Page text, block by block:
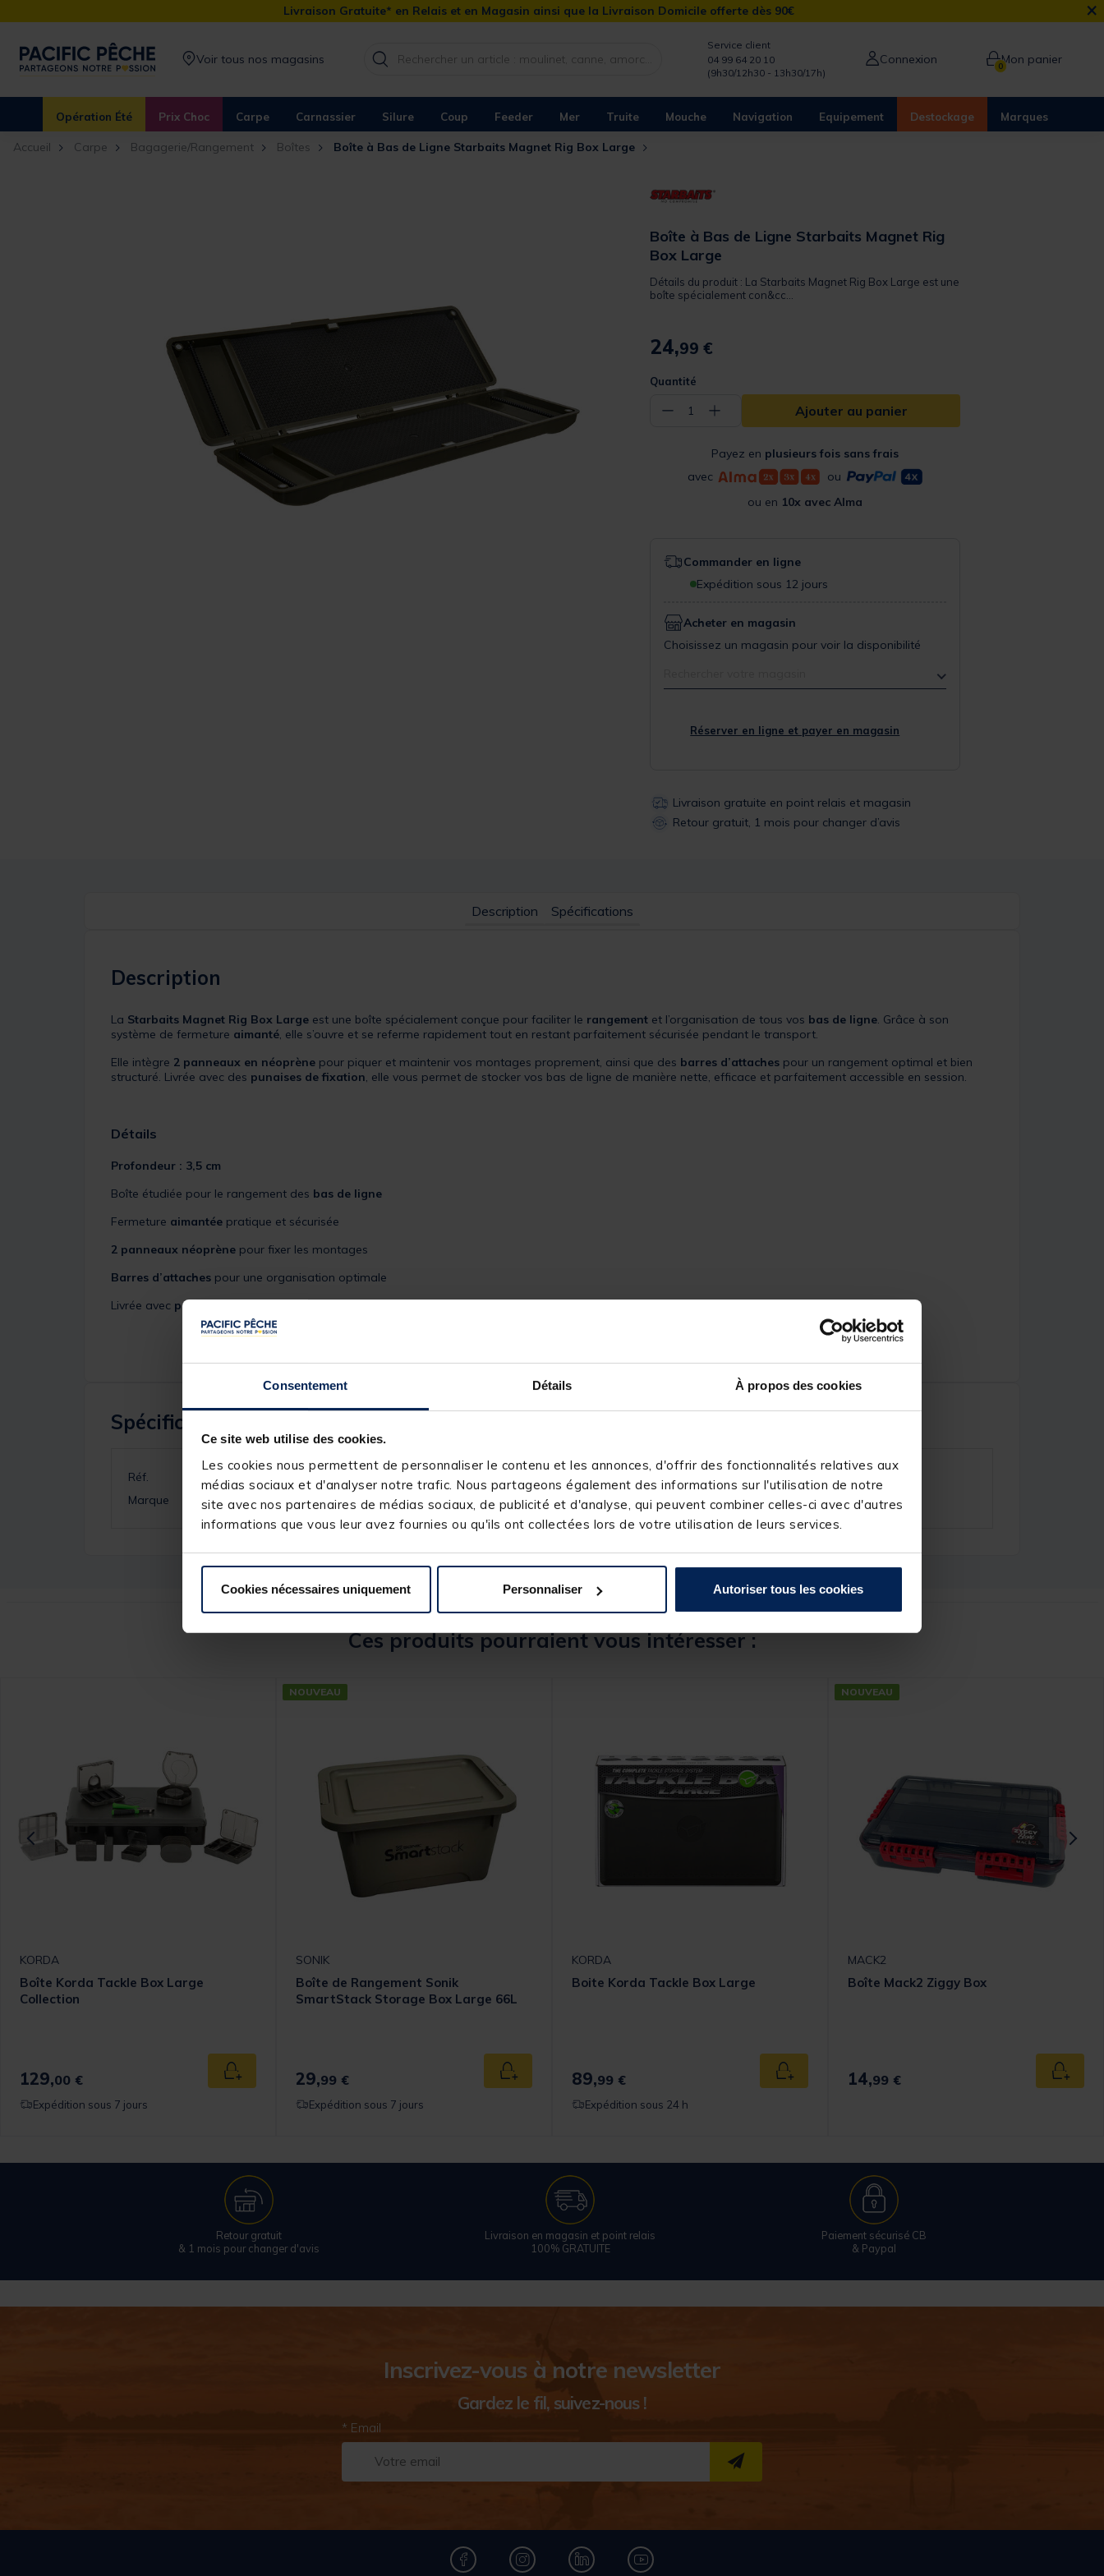
Consentement Détails À propos des cookies
Ce site web utilise des cookies.
Les cookies nous permettent de personnaliser le contenu et les annonces, d'offrir des fonctionnalités relatives aux
médias sociaux et d'analyser notre trafic. Nous partageons également des informations sur l'utilisation de notre
site avec nos partenaires de médias sociaux, de publicité et d'analyse, qui peuvent combiner celles-ci avec d'autres
informations que vous leur avez fournies ou qu'ils ont collectées lors de votre utilisation de leurs services.
Cookies nécessaires uniquement Personnaliser Autoriser tous les cookies
Livraison Gratuite* en Relais et en Magasin ainsi que la Livraison Domicile offerte dès 90€ ×
Voir tous nos magasins
Service client
04 99 64 20 10
(9h30/12h30 - 13h30/17h)
Connexion 0Mon panier
Opération Été Prix Choc Carpe Carnassier Silure Coup Feeder Mer Truite Mouche Navigation Equipement Destockage Marques
Accueil Carpe Bagagerie/Rangement Boîtes Boîte à Bas de Ligne Starbaits Magnet Rig Box Large
Boîte à Bas de Ligne Starbaits Magnet Rig
Box Large
Détails du produit : La Starbaits Magnet Rig Box Large est une
boîte spécialement con&cc...
24,99 €
Quantité
− 1 + Ajouter au panier
Payez en plusieurs fois sans frais
avec
ou
ou en 10x avec Alma
Commander en ligne
Expédition sous 12 jours
Acheter en magasin
Choisissez un magasin pour voir la disponibilité
Réserver en ligne et payer en magasin
Livraison gratuite en point relais et magasin
Retour gratuit, 1 mois pour changer d’avis
Description Spécifications
Description
La Starbaits Magnet Rig Box Large est une boîte spécialement conçue pour faciliter le rangement et l’organisation de tous vos bas de ligne. Grâce à son
système de fermeture aimanté, elle s’ouvre et se referme rapidement tout en restant parfaitement sécurisée pendant le transport.
Elle intègre 2 panneaux en néoprène pour piquer et maintenir vos montages proprement, ainsi que des barres d’attaches pour un rangement optimal et bien
structuré. Livrée avec des punaises de fixation, elle vous permet de stocker vos bas de ligne de manière nette, efficace et parfaitement accessible en session.
Détails
Profondeur : 3,5 cm
Boîte étudiée pour le rangement des bas de ligne
Fermeture aimantée pratique et sécurisée
2 panneaux néoprène pour fixer les montages
Barres d’attaches pour une organisation optimale
Livrée avec punaises de fixation
Spécifications
Réf.
245797-1
Marque
STARBAITS
Ces produits pourraient vous intéresser :
panier
KORDA
Boîte Korda Tackle Box Large
Collection
129,00 € Ajouter au panier
Expédition sous 7 jours
NOUVEAU
SONIK
Boîte de Rangement Sonik
SmartStack Storage Box Large 66L
29,99 € Ajouter au panier
Expédition sous 7 jours
KORDA
Boite Korda Tackle Box Large
89,99 € Ajouter au panier
Expédition sous 24 h
NOUVEAU
MACK2
Boîte Mack2 Ziggy Box
14,99 € Ajouter
Retour gratuit
& 1 mois pour changer d'avis
Livraison en magasin et point relais
100% GRATUITE
Paiement sécurisé CB
& Paypal
Inscrivez-vous à notre newsletter
Gardez le fil, suivez-nous !
* Email
S''INSCRIRE